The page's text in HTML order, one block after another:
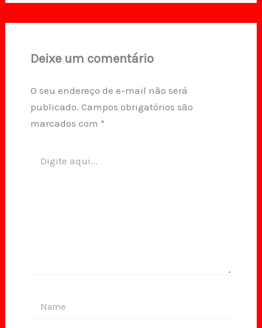
Deixe um comentário
O seu endereço de e-mail não será
publicado. Campos obrigatórios são
marcados com *
aqui...